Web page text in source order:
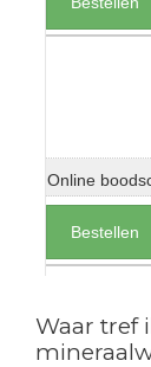
Online
Bestellen
Waar tref